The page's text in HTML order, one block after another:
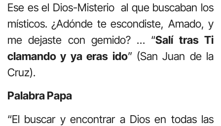
Ese es el Dios-Misterio al que buscaban los
místicos. ¿Adónde te escondiste, Amado, y
me dejaste con gemido? … “Salí tras Ti
clamando y ya eras ido” (San Juan de la
Cruz).
Palabra Papa
“El buscar y encontrar a Dios en todas las